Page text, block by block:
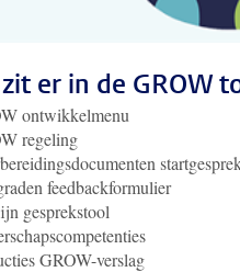
er in de GROW
ontwikkelmenu
regeling
feedbackformulier
gesprekstool
GROW-verslag